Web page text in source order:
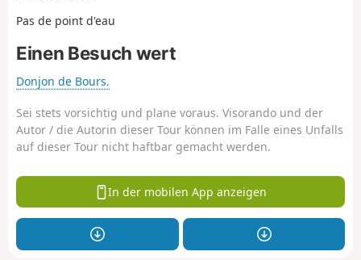
Pas de point d'eau
Einen Besuch wert
Donjon de Bours.
Sei stets vorsichtig und plane voraus. Visorando und der
Autor / die Autorin dieser Tour können im Falle eines Unfalls
auf dieser Tour nicht haftbar gemacht werden.
In der mobilen App anzeigen